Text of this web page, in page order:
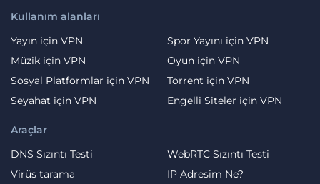
Kullanım alanları
Yayın için VPN
Spor Yayını için VPN
Müzik için VPN
Oyun için VPN
Sosyal Platformlar için VPN
Torrent için VPN
Seyahat için VPN
Engelli Siteler için VPN
Araçlar
DNS Sızıntı Testi
WebRTC Sızıntı Testi
Virüs tarama
IP Adresim Ne?